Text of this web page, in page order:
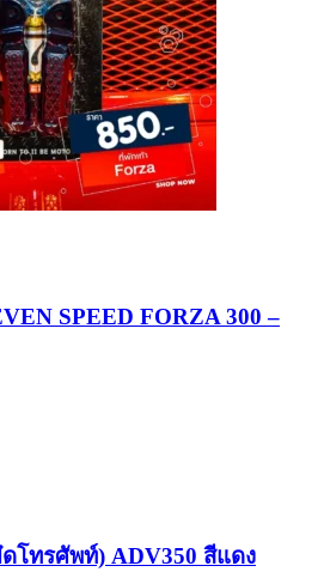
SPEED FORZA 300 –
โทรศัพท์) ADV350 สีแดง